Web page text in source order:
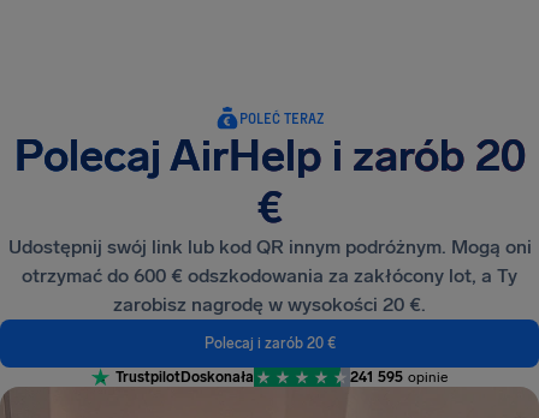
POLEĆ TERAZ
Polecaj AirHelp i zarób 20
€
Udostępnij swój link lub kod QR innym podróżnym. Mogą oni
otrzymać do 600 € odszkodowania za zakłócony lot, a Ty
zarobisz nagrodę w wysokości 20 €.
Polecaj i zarób 20 €
TrustpilotDoskonała 241 595 opinie